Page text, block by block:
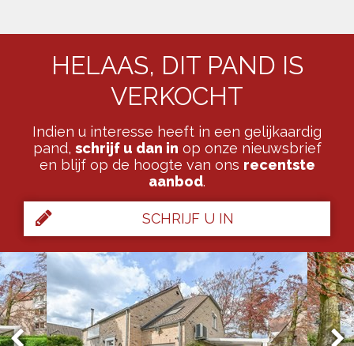
HELAAS, DIT PAND IS
VERKOCHT
Indien u interesse heeft in een gelijkaardig
pand, schrijf u dan in op onze nieuwsbrief
en blijf op de hoogte van ons recentste
aanbod.
SCHRIJF U IN